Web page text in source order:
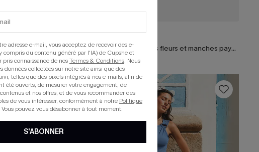
36,00 €
Robe courte à petites fleurs et manches paysannes
16
adresse e-mail, vous acceptez de recevoir des e-
compris du contenu généré par l'IA) de Cupshe et
pris connaissance de nosTermes & Conditions. Nous
données collectées sur notre site ainsi que des
telles que des pixels intégrés à nos e-mails, afin de
été ouverts, de mesurer votre engagement, de
et nos offres, et de vous recommander des
de vous intéresser, conformément à notre Politique
Vous pouvez vous désabonner à tout moment.
S'ABONNER